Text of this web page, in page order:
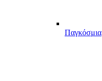
Παγκόσμια